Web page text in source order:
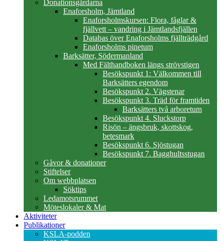
Donationsgårdarna
Enaforsholm, Jämtland
Enaforsholmskursen: Flora, fåglar &
fjällvett – vandring i Jämtlandsfjällen
Databas över Enaforsholms fjällträdgård
Enaforsholms pinetum
Barksätter, Södermanland
Med Fälthandboken längs strövstigen
Besökspunkt 1: Välkommen till
Barksätters egendom
Besökspunkt 2. Vägstenar
Besökspunkt 3. Träd för framtiden
Barksätters två arboretum
Besökspunkt 4. Sluckstorp
Risön – ängsbruk, skottskog,
betesmark
Besökspunkt 6. Sjöstugan
Besökspunkt 7. Bagghultsstugan
Gåvor & donationer
Stiftelser
Om webbplatsen
Söktips
Ledamotsrummet
Möteslokaler & Mat
Aktiviteter
Publikationer
KSLA-podden